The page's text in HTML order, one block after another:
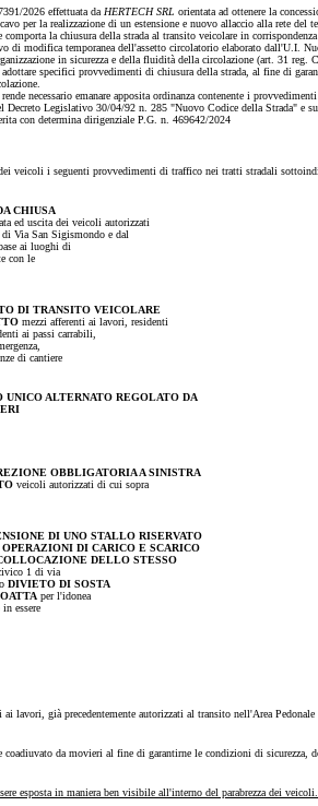
2026 effettuata da HERTECH SRL orientata ad ottenere la
per la realizzazione di un estensione e nuovo allaccio alla rete del
comporta la chiusura della strada al transito veicolare in
di modifica temporanea dell'assetto circolatorio elaborato dall'U.I.
in sicurezza e della fluidità della circolazione (art. 31 reg.
specifici provvedimenti di chiusura della strada, al fine di
necessario emanare apposita ordinanza contenente i
Decreto Legislativo 30/04/92 n. 285 "Nuovo Codice della Strada" e
con determina dirigenziale P.G. n. 469642/2024
veicoli i seguenti provvedimenti di traffico nei tratti stradali
CHIUSA
ed uscita dei veicoli autorizzati
Via San Sigismondo e dal
ai luoghi di
con le
DI TRANSITO VEICOLARE
mezzi afferenti ai lavori, residenti
ai passi carrabili,
di cantiere
UNICO ALTERNATO REGOLATO DA
OBBLIGATORIA A SINISTRA
veicoli autorizzati di cui sopra
DI UNO STALLO RISERVATO
DI CARICO E SCARICO
DELLO STESSO
1 di via
DIVIETO DI SOSTA
per l'idonea
essere
lavori, già precedentemente autorizzati al transito nell'Area
coadiuvato da movieri al fine di garantirne le condizioni di sicurezza,
esposta in maniera ben visibile all'interno del parabrezza dei veicoli.